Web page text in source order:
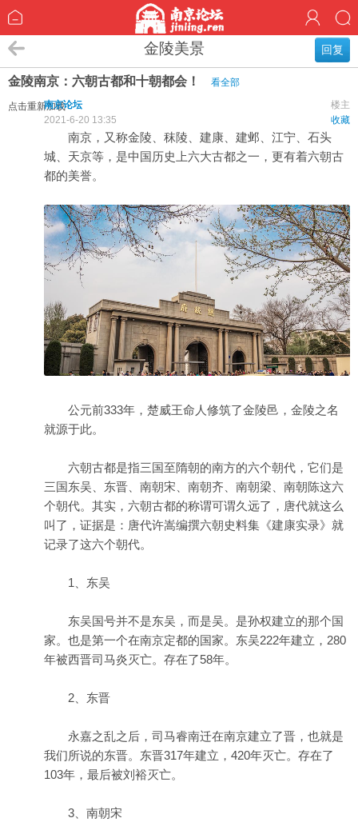
回复
金陵美景
金陵南京：六朝古都和十朝都会！ 看全部
点击重新加载 楼主
南京论坛
收藏
2021-6-20 13:35
南京，又称金陵、秣陵、建康、建邺、江宁、石头
城、天京等，是中国历史上六大古都之一，更有着六朝古
都的美誉。
公元前333年，楚威王命人修筑了金陵邑，金陵之名
就源于此。
六朝古都是指三国至隋朝的南方的六个朝代，它们是
三国东吴、东晋、南朝宋、南朝齐、南朝梁、南朝陈这六
个朝代。其实，六朝古都的称谓可谓久远了，唐代就这么
叫了，证据是：唐代许嵩编撰六朝史料集《建康实录》就
记录了这六个朝代。
1、东吴
东吴国号并不是东吴，而是吴。是孙权建立的那个国
家。也是第一个在南京定都的国家。东吴222年建立，280
年被西晋司马炎灭亡。存在了58年。
2、东晋
永嘉之乱之后，司马睿南迁在南京建立了晋，也就是
我们所说的东晋。东晋317年建立，420年灭亡。存在了
103年，最后被刘裕灭亡。
3、南朝宋